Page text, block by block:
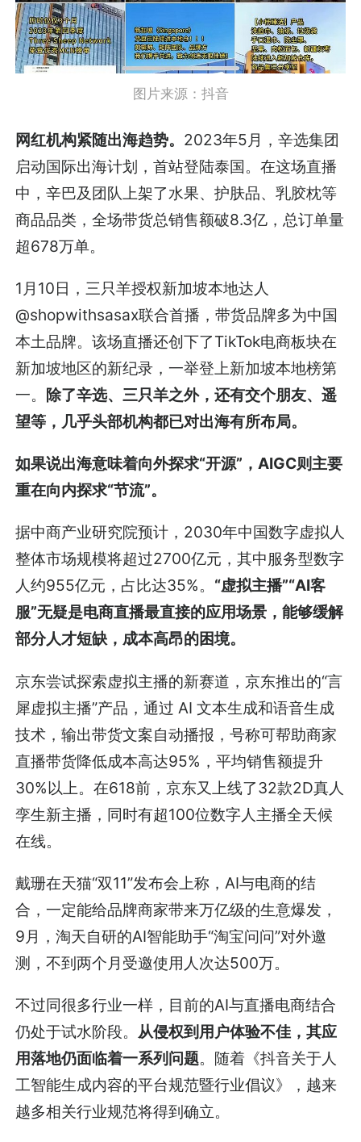
图片来源：抖音
网红机构紧随出海趋势。 2023年5月，辛选集团
启动国际出海计划，首站登陆泰国。在这场直播
中，辛巴及团队上架了水果、护肤品、乳胶枕等
商品品类，全场带货总销售额破8.3亿，总订单量
超678万单。
1月10日，三只羊授权新加坡本地达人
@shopwithsasax联合首播，带货品牌多为中国
本土品牌。该场直播还创下了TikTok电商板块在
新加坡地区的新纪录，一举登上新加坡本地榜第
一。 除了辛选、三只羊之外，还有交个朋友、遥
望等，几乎头部机构都已对出海有所布局。
如果说出海意味着向外探求“开源”，AIGC则主要
重在向内探求“节流”。
据中商产业研究院预计，2030年中国数字虚拟人
整体市场规模将超过2700亿元，其中服务型数字
人约955亿元，占比达35%。 “虚拟主播”“AI客
服”无疑是电商直播最直接的应用场景，能够缓解
部分人才短缺，成本高昂的困境。
京东尝试探索虚拟主播的新赛道，京东推出的“言
犀虚拟主播”产品，通过 AI 文本生成和语音生成
技术，输出带货文案自动播报，号称可帮助商家
直播带货降低成本高达95%，平均销售额提升
30%以上。在618前，京东又上线了32款2D真人
孪生新主播，同时有超100位数字人主播全天候
在线。
戴珊在天猫“双11”发布会上称，AI与电商的结
合，一定能给品牌商家带来万亿级的生意爆发，
9月，淘天自研的AI智能助手“淘宝问问”对外邀
测，不到两个月受邀使用人次达500万。
不过同很多行业一样，目前的AI与直播电商结合
仍处于试水阶段。 从侵权到用户体验不佳，其应
用落地仍面临着一系列问题。随着《抖音关于人
工智能生成内容的平台规范暨行业倡议》，越来
越多相关行业规范将得到确立。